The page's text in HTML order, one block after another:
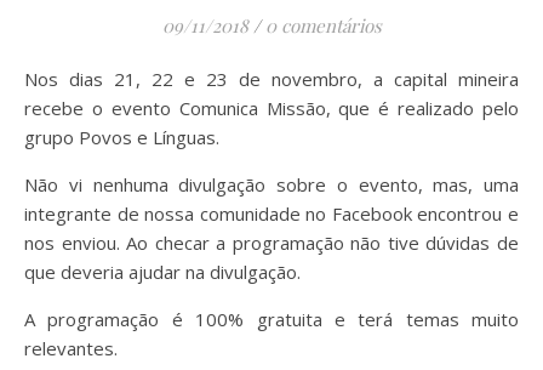
09/11/2018 / 0 comentários
Nos dias 21, 22 e 23 de novembro, a capital mineira
recebe o evento Comunica Missão, que é realizado pelo
grupo Povos e Línguas.
Não vi nenhuma divulgação sobre o evento, mas, uma
integrante de nossa comunidade no Facebook encontrou e
nos enviou. Ao checar a programação não tive dúvidas de
que deveria ajudar na divulgação.
A programação é 100% gratuita e terá temas muito
relevantes.